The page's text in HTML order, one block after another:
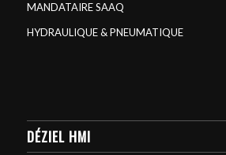
MANDATAIRE SAAQ
HYDRAULIQUE & PNEUMATIQUE
DÉZIEL HMI